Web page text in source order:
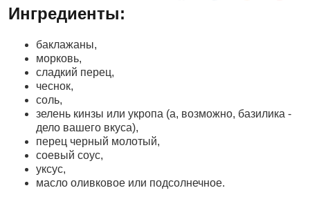
Ингредиенты:
баклажаны,
морковь,
сладкий перец,
чеснок,
соль,
зелень кинзы или укропа (а, возможно, базилика -
дело вашего вкуса),
перец черный молотый,
соевый соус,
уксус,
масло оливковое или подсолнечное.